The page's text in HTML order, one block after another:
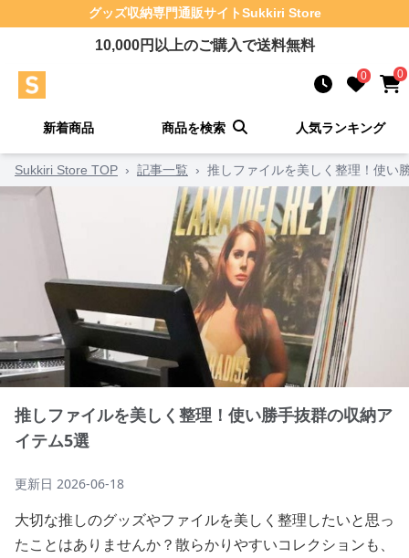
グッズ収納専門通販サイトSukkiri Store
10,000円以上のご購入で送料無料
0 0
新着商品 商品を検索 人気ランキング
Sukkiri Store TOP › 記事一覧 › 推しファイルを美しく整理！使い
推しファイルを美しく整理！使い勝手抜群の収納ア
イテム5選
更新日 2026-06-18
大切な推しのグッズやファイルを美しく整理したいと思っ
たことはありませんか？散らかりやすいコレクションも、